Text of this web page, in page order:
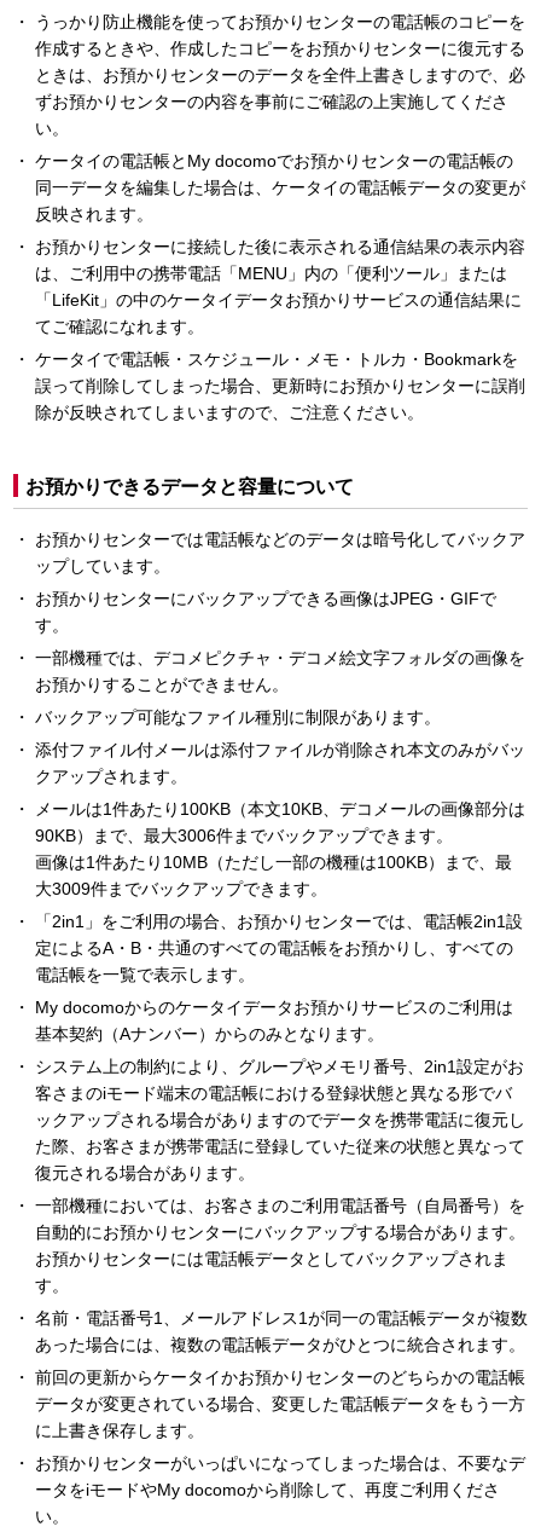
うっかり防止機能を使ってお預かりセンターの電話帳のコピーを
作成するときや、作成したコピーをお預かりセンターに復元する
ときは、お預かりセンターのデータを全件上書きしますので、必
ずお預かりセンターの内容を事前にご確認の上実施してくださ
い。
ケータイの電話帳とMy docomoでお預かりセンターの電話帳の
同一データを編集した場合は、ケータイの電話帳データの変更が
反映されます。
お預かりセンターに接続した後に表示される通信結果の表示内容
は、ご利用中の携帯電話「MENU」内の「便利ツール」または
「LifeKit」の中のケータイデータお預かりサービスの通信結果に
てご確認になれます。
ケータイで電話帳・スケジュール・メモ・トルカ・Bookmarkを
誤って削除してしまった場合、更新時にお預かりセンターに誤削
除が反映されてしまいますので、ご注意ください。
お預かりできるデータと容量について
お預かりセンターでは電話帳などのデータは暗号化してバックア
ップしています。
お預かりセンターにバックアップできる画像はJPEG・GIFで
す。
一部機種では、デコメピクチャ・デコメ絵文字フォルダの画像を
お預かりすることができません。
バックアップ可能なファイル種別に制限があります。
添付ファイル付メールは添付ファイルが削除され本文のみがバッ
クアップされます。
メールは1件あたり100KB（本文10KB、デコメールの画像部分は
90KB）まで、最大3006件までバックアップできます。
画像は1件あたり10MB（ただし一部の機種は100KB）まで、最
大3009件までバックアップできます。
「2in1」をご利用の場合、お預かりセンターでは、電話帳2in1設
定によるA・B・共通のすべての電話帳をお預かりし、すべての
電話帳を一覧で表示します。
My docomoからのケータイデータお預かりサービスのご利用は
基本契約（Aナンバー）からのみとなります。
システム上の制約により、グループやメモリ番号、2in1設定がお
客さまのiモード端末の電話帳における登録状態と異なる形でバ
ックアップされる場合がありますのでデータを携帯電話に復元し
た際、お客さまが携帯電話に登録していた従来の状態と異なって
復元される場合があります。
一部機種においては、お客さまのご利用電話番号（自局番号）を
自動的にお預かりセンターにバックアップする場合があります。
お預かりセンターには電話帳データとしてバックアップされま
す。
名前・電話番号1、メールアドレス1が同一の電話帳データが複数
あった場合には、複数の電話帳データがひとつに統合されます。
前回の更新からケータイかお預かりセンターのどちらかの電話帳
データが変更されている場合、変更した電話帳データをもう一方
に上書き保存します。
お預かりセンターがいっぱいになってしまった場合は、不要なデ
ータをiモードやMy docomoから削除して、再度ご利用くださ
い。